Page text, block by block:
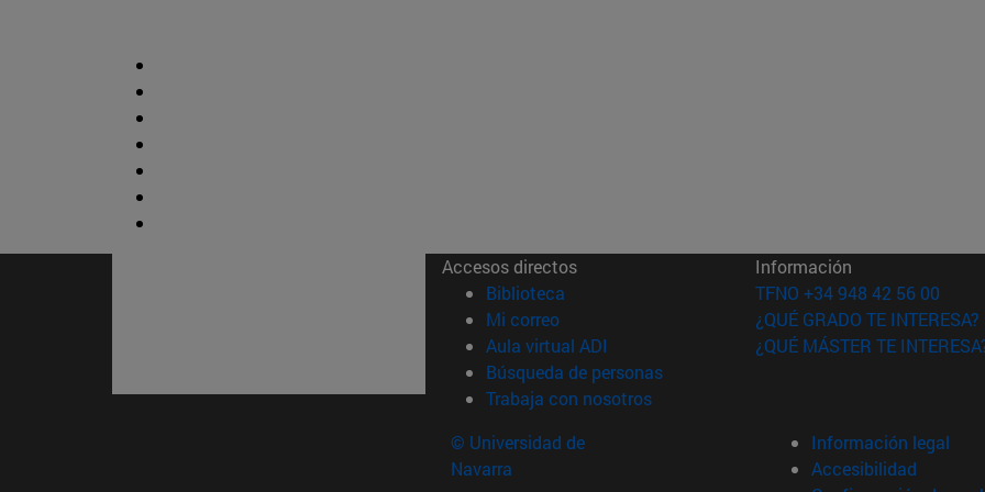
Accesos directos
Biblioteca (abre en nueva ventana)
Mi correo(abre en nueva ventana)
Aula virtual ADI (abre en nueva ventana)
Búsqueda de personas(abre en nueva ventana)
Trabaja con nosotros(abre en nueva ventana)
Información
TFNO +34 948 42 56 00
¿QUÉ GRADO TE INTERESA?
¿QUÉ MÁSTER TE
© Universidad de
Navarra
Información legal
Accesibilidad